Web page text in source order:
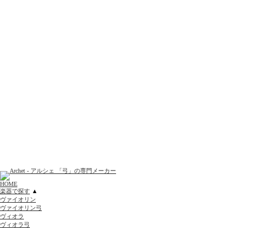
HOME
楽器で探す ▲
ヴァイオリン
ヴァイオリン弓
ヴィオラ
ヴィオラ弓